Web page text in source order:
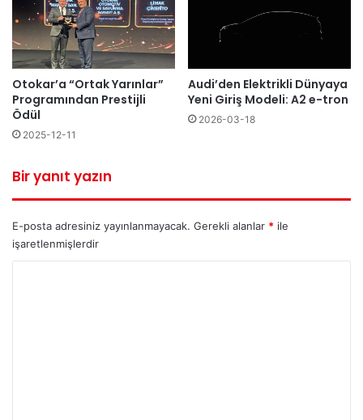
Otokar’a “Ortak Yarınlar”
Programından Prestijli
Ödül
2025-12-11
Audi’den Elektrikli Dünyaya
Yeni Giriş Modeli: A2 e-tron
2026-03-18
Bir yanıt yazın
E-posta adresiniz yayınlanmayacak. Gerekli alanlar * ile
işaretlenmişlerdir